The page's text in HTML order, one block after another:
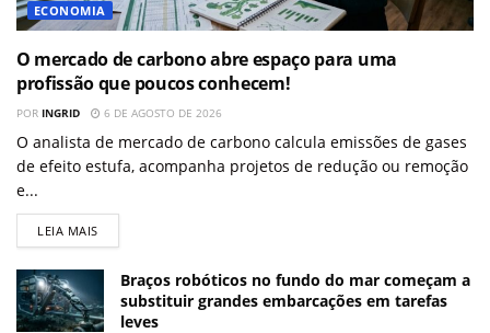
ECONOMIA
O mercado de carbono abre espaço para uma
profissão que poucos conhecem!
POR INGRID 6 DE AGOSTO DE 2026
O analista de mercado de carbono calcula emissões de gases
de efeito estufa, acompanha projetos de redução ou remoção
e...
LEIA MAIS
Braços robóticos no fundo do mar começam a
substituir grandes embarcações em tarefas
leves